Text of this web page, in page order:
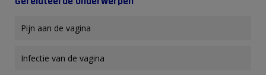
Pijn aan de vagina
Infectie van de vagina